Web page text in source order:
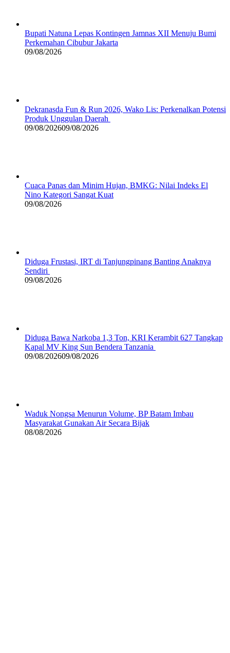
Bupati Natuna Lepas Kontingen Jamnas XII Menuju Bumi
Perkemahan Cibubur Jakarta
09/08/2026
Dekranasda Fun & Run 2026, Wako Lis: Perkenalkan Potensi
Produk Unggulan Daerah
09/08/202609/08/2026
Cuaca Panas dan Minim Hujan, BMKG: Nilai Indeks El
Nino Kategori Sangat Kuat
09/08/2026
Diduga Frustasi, IRT di Tanjungpinang Banting Anaknya
Sendiri
09/08/2026
Diduga Bawa Narkoba 1,3 Ton, KRI Kerambit 627 Tangkap
Kapal MV King Sun Bendera Tanzania
09/08/202609/08/2026
Waduk Nongsa Menurun Volume, BP Batam Imbau
Masyarakat Gunakan Air Secara Bijak
08/08/2026